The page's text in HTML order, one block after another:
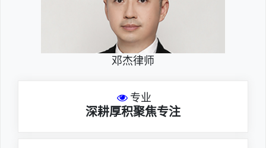
邓杰律师
专业
深耕厚积聚焦专注